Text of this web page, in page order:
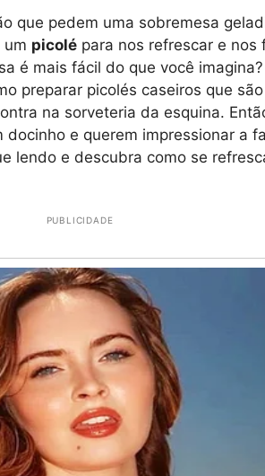
que pedem uma sobremesa
um picolé para nos refrescar e nos
é mais fácil do que você
preparar picolés caseiros que
na sorveteria da esquina.
e querem impressionar a
lendo e descubra como se
PUBLICIDADE